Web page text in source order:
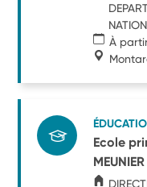
À
Ecole